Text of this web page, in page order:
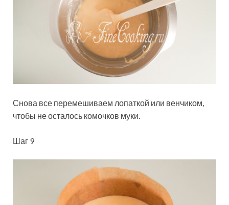
Снова все перемешиваем лопаткой или венчиком,
чтобы не осталось комочков муки.
Шаг 9